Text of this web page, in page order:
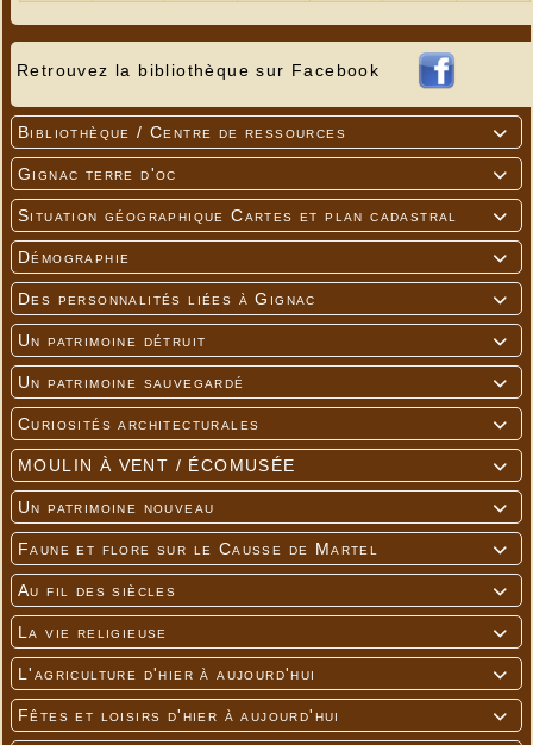
Retrouvez la bibliothèque sur Facebook

Bibliothèque / Centre de ressources

Gignac terre d'oc

Situation géographique Cartes et plan cadastral

Démographie

Des personnalités liées à Gignac

Un patrimoine détruit

Un patrimoine sauvegardé

Curiosités architecturales

MOULIN À VENT / ÉCOMUSÉE

Un patrimoine nouveau

Faune et flore sur le Causse de Martel

Au fil des siècles

La vie religieuse

L'agriculture d'hier à aujourd'hui

Fêtes et loisirs d'hier à aujourd'hui